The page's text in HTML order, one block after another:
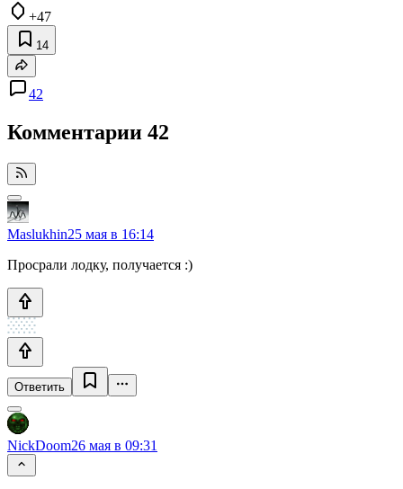
+47
14
42
Комментарии 42
Maslukhin25 мая в 16:14
Просрали лодку, получается :)
Ответить
NickDoom26 мая в 09:31